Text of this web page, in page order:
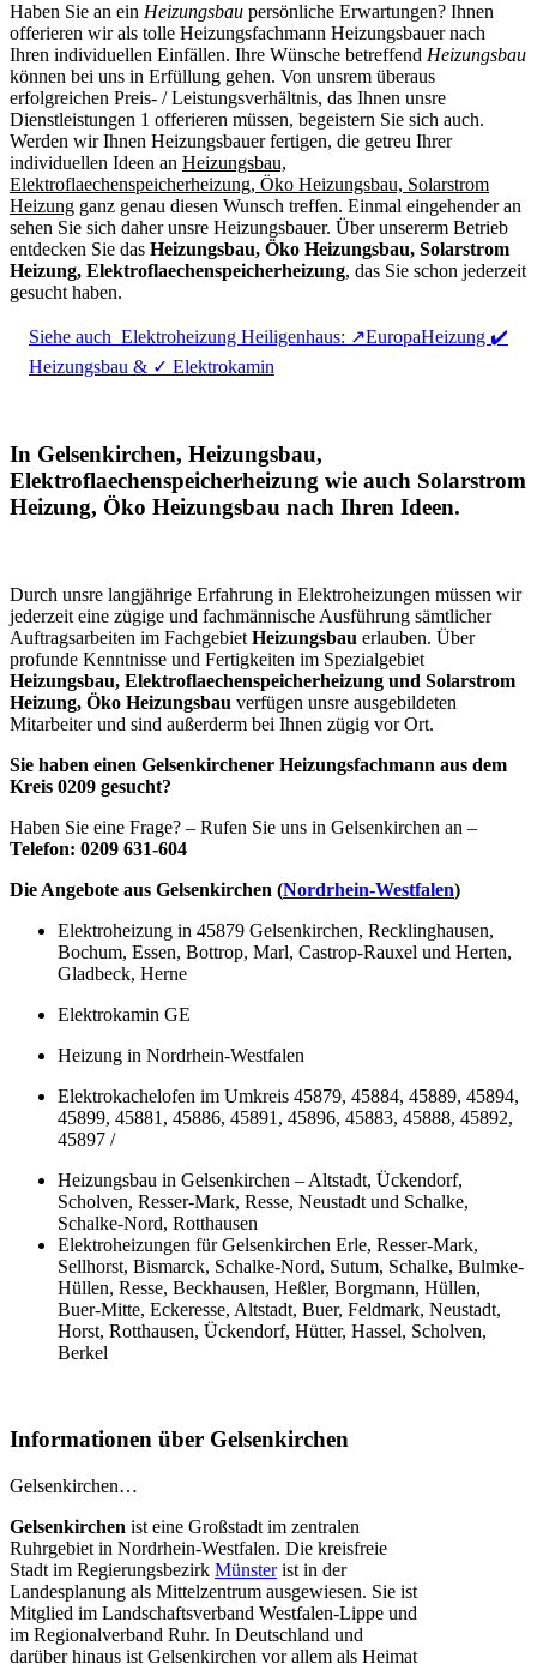
Haben Sie an ein Heizungsbau persönliche Erwartungen? Ihnen
offerieren wir als tolle Heizungsfachmann Heizungsbauer nach
Ihren individuellen Einfällen. Ihre Wünsche betreffend Heizungsbau
können bei uns in Erfüllung gehen. Von unsrem überaus
erfolgreichen Preis- / Leistungsverhältnis, das Ihnen unsre
Dienstleistungen 1 offerieren müssen, begeistern Sie sich auch.
Werden wir Ihnen Heizungsbauer fertigen, die getreu Ihrer
individuellen Ideen an Heizungsbau,
Elektroflaechenspeicherheizung, Öko Heizungsbau, Solarstrom
Heizung ganz genau diesen Wunsch treffen. Einmal eingehender an
sehen Sie sich daher unsre Heizungsbauer. Über unsererm Betrieb
entdecken Sie das Heizungsbau, Öko Heizungsbau, Solarstrom
Heizung, Elektroflaechenspeicherheizung, das Sie schon jederzeit
gesucht haben.
Siehe auch Elektroheizung Heiligenhaus: ↗️EuropaHeizung ✔️
Heizungsbau & ✓ Elektrokamin
In Gelsenkirchen, Heizungsbau,
Elektroflaechenspeicherheizung wie auch Solarstrom
Heizung, Öko Heizungsbau nach Ihren Ideen.
Durch unsre langjährige Erfahrung in Elektroheizungen müssen wir
jederzeit eine zügige und fachmännische Ausführung sämtlicher
Auftragsarbeiten im Fachgebiet Heizungsbau erlauben. Über
profunde Kenntnisse und Fertigkeiten im Spezialgebiet
Heizungsbau, Elektroflaechenspeicherheizung und Solarstrom
Heizung, Öko Heizungsbau verfügen unsre ausgebildeten
Mitarbeiter und sind außerderm bei Ihnen zügig vor Ort.
Sie haben einen Gelsenkirchener Heizungsfachmann aus dem
Kreis 0209 gesucht?
Haben Sie eine Frage? – Rufen Sie uns in Gelsenkirchen an –
Telefon: 0209 631-604
Die Angebote aus Gelsenkirchen (Nordrhein-Westfalen)
Elektroheizung in 45879 Gelsenkirchen, Recklinghausen,
Bochum, Essen, Bottrop, Marl, Castrop-Rauxel und Herten,
Gladbeck, Herne
Elektrokamin GE
Heizung in Nordrhein-Westfalen
Elektrokachelofen im Umkreis 45879, 45884, 45889, 45894,
45899, 45881, 45886, 45891, 45896, 45883, 45888, 45892,
45897 /
Heizungsbau in Gelsenkirchen – Altstadt, Ückendorf,
Scholven, Resser-Mark, Resse, Neustadt und Schalke,
Schalke-Nord, Rotthausen
Elektroheizungen für Gelsenkirchen Erle, Resser-Mark,
Sellhorst, Bismarck, Schalke-Nord, Sutum, Schalke, Bulmke-
Hüllen, Resse, Beckhausen, Heßler, Borgmann, Hüllen,
Buer-Mitte, Eckeresse, Altstadt, Buer, Feldmark, Neustadt,
Horst, Rotthausen, Ückendorf, Hütter, Hassel, Scholven,
Berkel
Informationen über Gelsenkirchen
Gelsenkirchen…
Gelsenkirchen ist eine Großstadt im zentralen
Ruhrgebiet in Nordrhein-Westfalen. Die kreisfreie
Stadt im Regierungsbezirk Münsterist in der
Landesplanung als Mittelzentrum ausgewiesen. Sie ist
Mitglied im Landschaftsverband Westfalen-Lippe und
im Regionalverband Ruhr. In Deutschland und
darüber hinaus ist Gelsenkirchen vor allem als Heimat